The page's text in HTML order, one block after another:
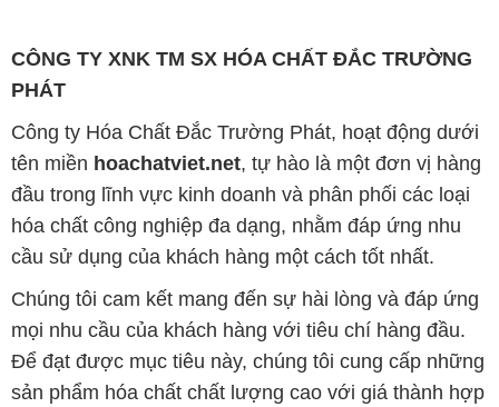
đầu trong lĩnh vực kinh doanh và phân phối các loại
hóa chất công nghiệp đa dạng, nhằm đáp ứng nhu
cầu sử dụng của khách hàng một cách tốt nhất.
Chúng tôi cam kết mang đến sự hài lòng và đáp ứng
mọi nhu cầu của khách hàng với tiêu chí hàng đầu.
Để đạt được mục tiêu này, chúng tôi cung cấp những
sản phẩm hóa chất chất lượng cao với giá thành hợp
lý, tạo nên giá trị thực sự cho khách hàng.
Uy tín là nguyên tắc hàng đầu trong hoạt động kinh
doanh của chúng tôi. Chúng tôi luôn ý thức rằng mỗi
sản phẩm mà chúng tôi cung cấp cần phải đáp ứng